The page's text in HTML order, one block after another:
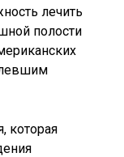
лечить
полости
которая